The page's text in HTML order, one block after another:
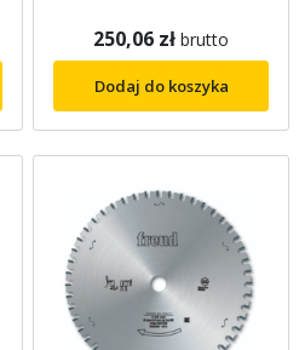
250,06 zł brutto
Dodaj do koszyka